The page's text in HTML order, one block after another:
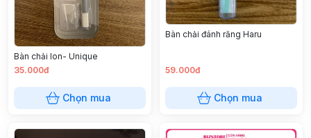
Bàn chải Ion- Unique
35.000đ
Chọn mua
Bàn chải đánh răng Haru
59.000đ
Chọn mua